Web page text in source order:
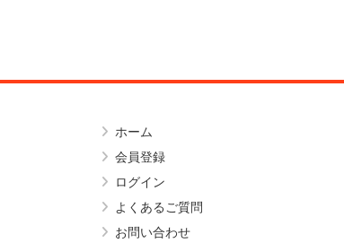
ホーム
会員登録
ログイン
よくあるご質問
お問い合わせ